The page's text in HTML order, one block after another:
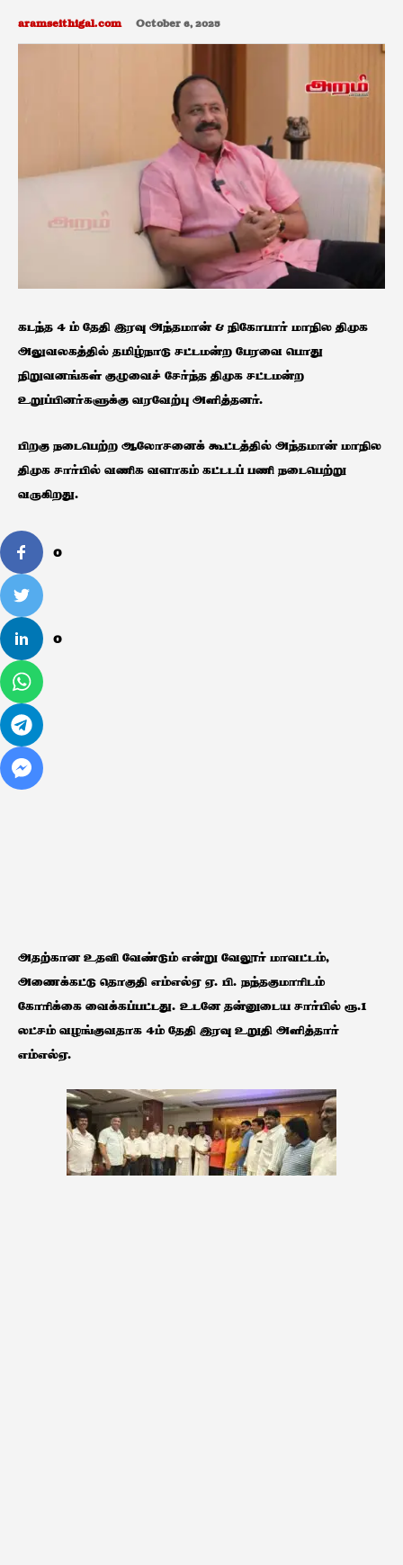
0
0
aramseithigal.com October 6, 2025
கடந்த 4 ம் தேதி இரவு அந்தமான் & நிகோபார் மாநில திமுக
அலுவலகத்தில் தமிழ்நாடு சட்டமன்ற பேரவை பொது
நிறுவனங்கள் குழுவைச் சேர்ந்த திமுக சட்டமன்ற
உறுப்பினர்களுக்கு வரவேற்பு அளித்தனர்.
பிறகு நடைபெற்ற ஆலோசனைக் கூட்டத்தில் அந்தமான் மாநில
திமுக சார்பில் வணிக வளாகம் கட்டடப் பணி நடைபெற்று
வருகிறது.
அதற்கான உதவி வேண்டும் என்று வேலூர் மாவட்டம்,
அணைக்கட்டு தொகுதி எம்எல்ஏ ஏ. பி. நந்தகுமாரிடம்
கோரிக்கை வைக்கப்பட்டது. உடனே தன்னுடைய சார்பில் ரூ.1
லட்சம் வழங்குவதாக 4ம் தேதி இரவு உறுதி அளித்தார்
எம்எல்ஏ.